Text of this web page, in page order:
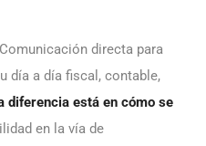
directa para
día a día fiscal, contable,
diferencia está en cómo se
en la vía de